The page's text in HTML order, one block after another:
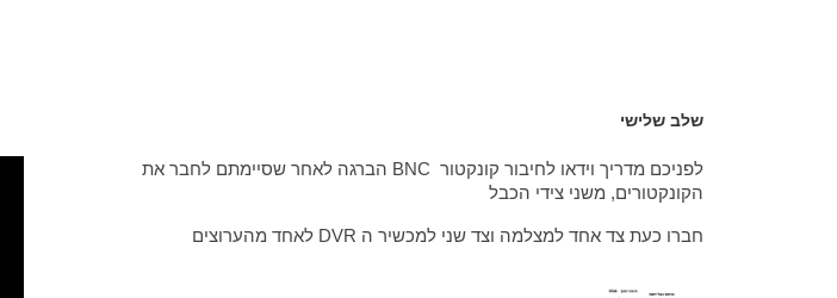
שלב שלישי
לפניכם מדריך וידאו לחיבור קונקטור BNC הברגה לאחר שסיימתם לחבר את
הקונקטורים, משני צידי הכבל
חברו כעת צד אחד למצלמה וצד שני למכשיר ה DVR לאחד מהערוצים